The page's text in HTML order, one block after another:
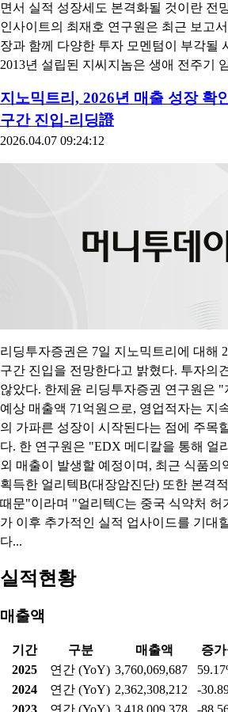
면서 실적 성장세도 본격화될 것이란 전
인사이트의 최재호 연구원은 최근 보고
장과 함께 다양한 투자 모멘텀이 부각될
2013년 설립된 지씨지놈은 생애 전주기
지노믹트리, 2026년 매출 성장 확
구간 진입-리딩證
2026.04.07 09:24:12
리딩투자증권은 7일 지노믹트리에 대해
구간 진입을 전망한다고 밝혔다. 투자의
않았다. 한제윤 리딩투자증권 연구원은 "
예상 매출액 71억원으로, 영업적자는 지
의 가파른 성장이 시작된다는 점에 주목
다. 한 연구원은 "EDX 메디칼을 통해 얼
외 매출이 발생할 예정이며, 최근 식품의
획득한 얼리텍B(대장암진단) 또한 본격
때문"이라며 "얼리텍C는 중국 식약처 허
가 이후 추가적인 실적 업사이드를 기대
다...
실적현황
매출액
기간 구분 매출액
증
2025
연간 (YoY) 3,760,069,687
2024
연간 (YoY) 2,362,308,212
-